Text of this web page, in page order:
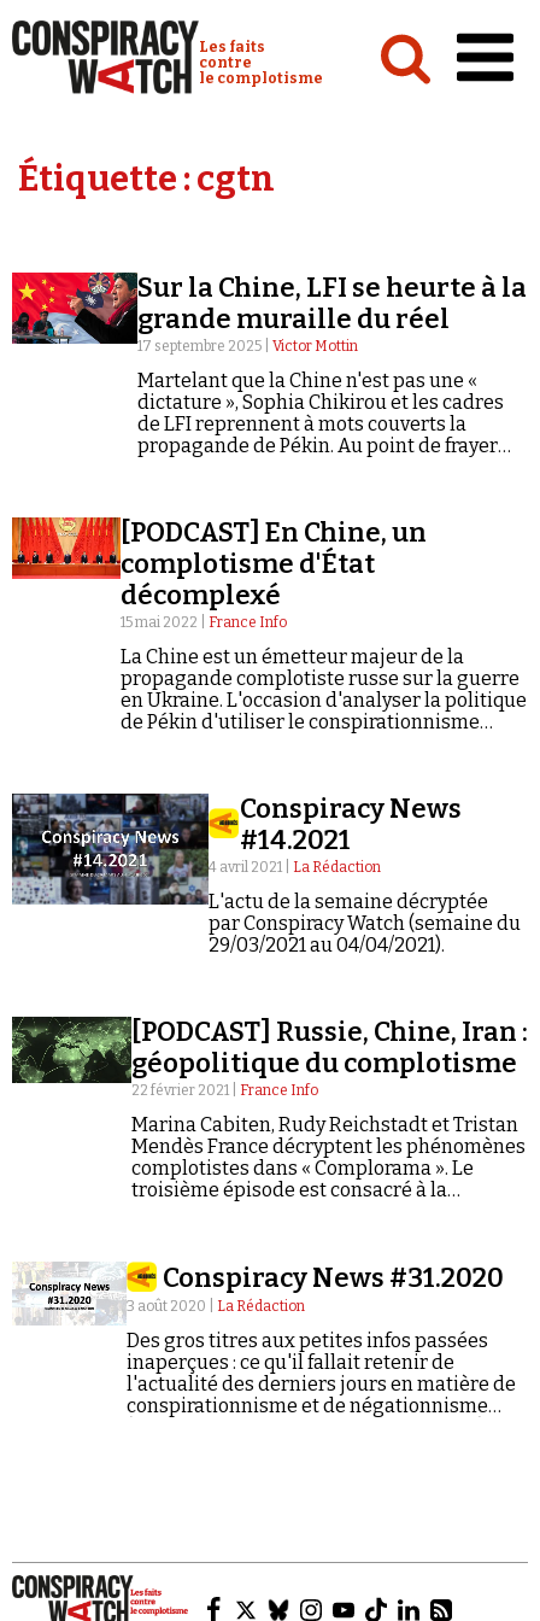
Conspiracy Watch :
Les faits
contre
le complotisme
Analyses
Vidéos
Émissions
Revues de presse
Newsletter
Faire un don
Demander à Vera
Se connecter
Étiquette :cgtn
Sur la Chine, LFI se heurte à la
grande muraille du réel
17 septembre 2025 |Victor Mottin
Martelant que la Chine n'est pas une «
dictature », Sophia Chikirou et les cadres
de LFI reprennent à mots couverts la
propagande de Pékin. Au point de frayer
[PODCAST] En Chine, un
complotisme d'État
décomplexé
15 mai 2022 | France Info
La Chine est un émetteur majeur de la
propagande complotiste russe sur la guerre
en Ukraine. L'occasion d'analyser la politique
de Pékin d'utiliser le conspirationnisme
Conspiracy News
#14.2021
4 avril 2021 | La Rédaction
L'actu de la semaine décryptée
par Conspiracy Watch (semaine du
29/03/2021 au 04/04/2021).
[PODCAST] Russie, Chine, Iran :
géopolitique du complotisme
22 février 2021 | France Info
Marina Cabiten, Rudy Reichstadt et Tristan
Mendès France décryptent les phénomènes
complotistes dans « Complorama ». Le
troisième épisode est consacré à la
Conspiracy News #31.2020
3 août 2020 | La Rédaction
Des gros titres aux petites infos passées
inaperçues : ce qu'il fallait retenir de
l'actualité des derniers jours en matière de
conspirationnisme et de négationnisme